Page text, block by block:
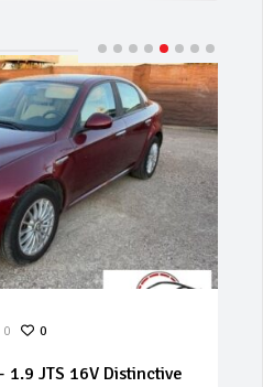
0 0
cdi